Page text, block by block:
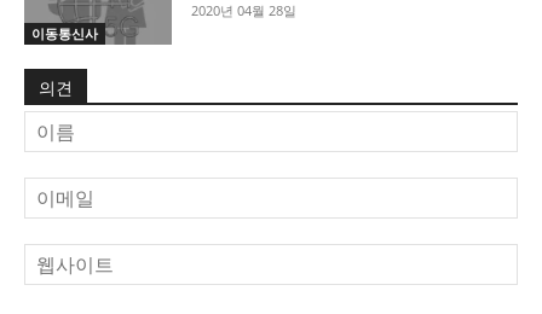
이동통신사
2020년 04월 28일
의견
름
메
일
사